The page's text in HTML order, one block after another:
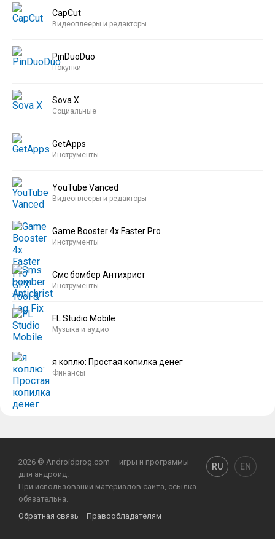
CapCut
Видеоплееры и редакторы
PinDuoDuo
Покупки
Sova X
Социальные
GetApps
Инструменты
YouTube Vanced
Видеоплееры и редакторы
Game Booster 4x Faster Pro
Инструменты
Смс бомбер Антихрист
Инструменты
FL Studio Mobile
Музыка и аудио
я коплю: Простая копилка денег
Финансы
2026 © Androidprog.com – игры и программы
для андроид.
При использовании материалов сайта, ссылка
обязательна.
Обратная связь
Правообладателям
RU EN